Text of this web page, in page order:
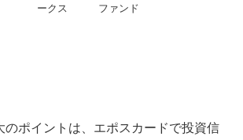
ークス
ファンド
のポイントは、エポスカードで投資信